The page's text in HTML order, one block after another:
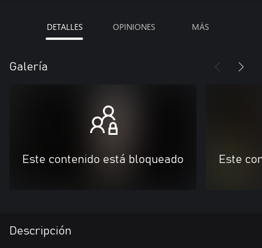
DETALLES OPINIONES MÁS
Galería
Este contenido está bloqueado Este
Descripción